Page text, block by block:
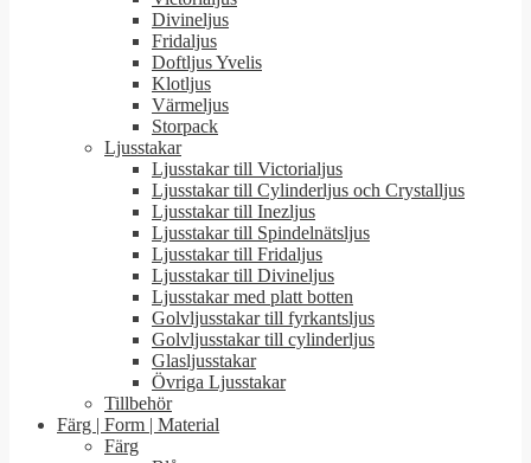
Divineljus
Fridaljus
Doftljus Yvelis
Klotljus
Värmeljus
Storpack
Ljusstakar
Ljusstakar till Victorialjus
Ljusstakar till Cylinderljus och Crystalljus
Ljusstakar till Inezljus
Ljusstakar till Spindelnätsljus
Ljusstakar till Fridaljus
Ljusstakar till Divineljus
Ljusstakar med platt botten
Golvljusstakar till fyrkantsljus
Golvljusstakar till cylinderljus
Glasljusstakar
Övriga Ljusstakar
Tillbehör
Färg | Form | Material
Färg